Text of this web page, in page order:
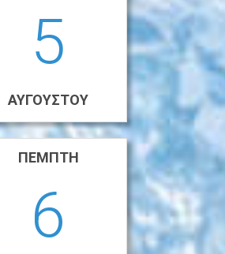
5
ΑΥΓΟΎΣΤΟΥ
ΠΈΜΠΤΗ
6